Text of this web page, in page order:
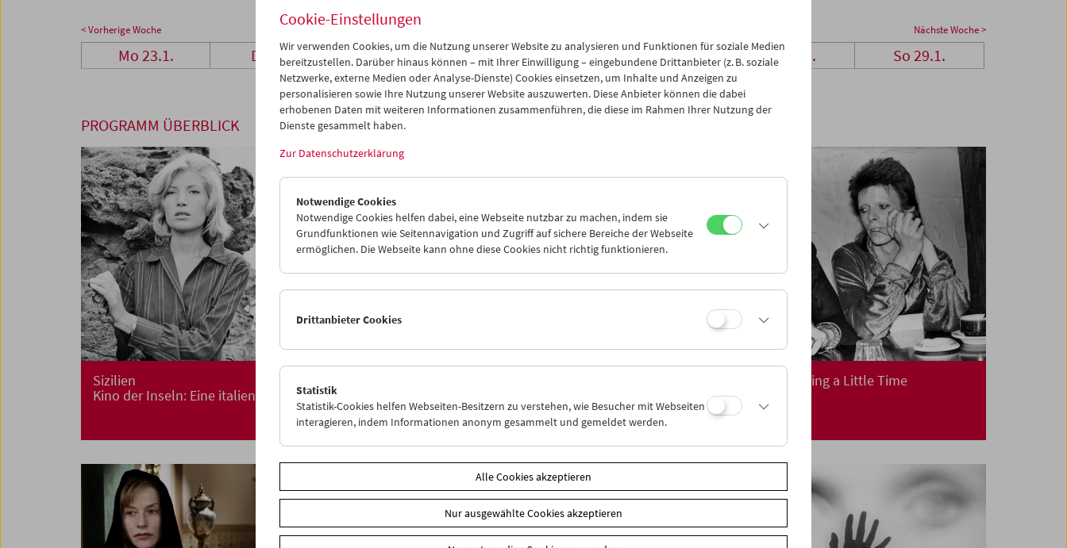
< Vorherige Woche Nächste Woche >
Mo 23.1. Di 24.1. Mi 25.1. Do 26.1. Fr 27.1. Sa 28.1. So 29.1.
PROGRAMM ÜBERBLICK
Sizilien
Kino der Inseln: Eine italienische Reise
David Bowie. Killing a Little Time
Cookie-Einstellungen
Wir verwenden Cookies, um die Nutzung unserer Website zu analysieren und Funktionen für soziale Medien
bereitzustellen. Darüber hinaus können – mit Ihrer Einwilligung – eingebundene Drittanbieter (z. B. soziale
Netzwerke, externe Medien oder Analyse-Dienste) Cookies einsetzen, um Inhalte und Anzeigen zu
personalisieren sowie Ihre Nutzung unserer Website auszuwerten. Diese Anbieter können die dabei
erhobenen Daten mit weiteren Informationen zusammenführen, die diese im Rahmen Ihrer Nutzung der
Dienste gesammelt haben.
Zur Datenschutzerklärung
Notwendige Cookies
Notwendige Cookies helfen dabei, eine Webseite nutzbar zu machen, indem sie
Grundfunktionen wie Seitennavigation und Zugriff auf sichere Bereiche der Webseite
ermöglichen. Die Webseite kann ohne diese Cookies nicht richtig funktionieren.
Drittanbieter Cookies
Statistik
Statistik-Cookies helfen Webseiten-Besitzern zu verstehen, wie Besucher mit Webseiten
interagieren, indem Informationen anonym gesammelt und gemeldet werden.
Alle Cookies akzeptieren
Nur ausgewählte Cookies akzeptieren